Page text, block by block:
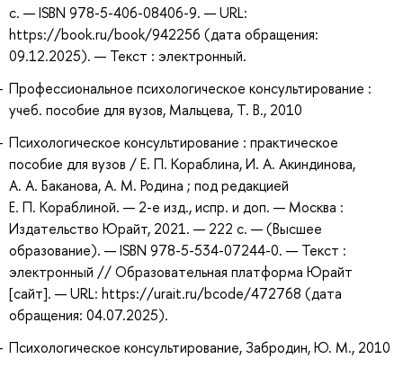
с. — ISBN 978-5-406-08406-9. — URL:
https://book.ru/book/942256 (дата обращения:
09.12.2025). — Текст : электронный.
Профессиональное психологическое консультирование :
учеб. пособие для вузов, Мальцева, Т. В., 2010
Психологическое консультирование : практическое
пособие для вузов / Е. П. Кораблина, И. А. Акиндинова,
А. А. Баканова, А. М. Родина ; под редакцией
Е. П. Кораблиной. — 2-е изд., испр. и доп. — Москва :
Издательство Юрайт, 2021. — 222 с. — (Высшее
образование). — ISBN 978-5-534-07244-0. — Текст :
электронный // Образовательная платформа Юрайт
[сайт]. — URL: https://urait.ru/bcode/472768 (дата
обращения: 04.07.2025).
Психологическое консультирование, Забродин, Ю. М., 2010